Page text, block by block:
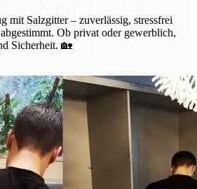
mit Salzgitter – zuverlässig, stressfrei
Ob privat oder gewerblich,
Sicherheit. 🏡